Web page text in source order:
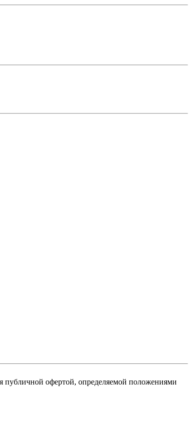
публичной офертой, определяемой положениями